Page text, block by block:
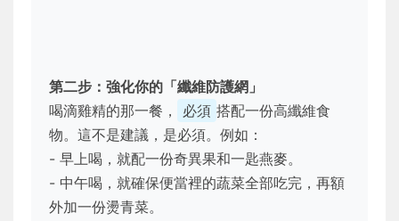
第二步：強化你的「纖維防護網」
喝滴雞精的那一餐，
必須 搭配一份高纖維食
物。這不是建議，是必須。例如：
- 早上喝，就配一份奇異果和一匙燕麥。
- 中午喝，就確保便當裡的蔬菜全部吃完，再額
外加一份燙青菜。